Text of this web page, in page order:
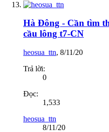
Hà Đông - Cần tìm
cầu lông t7-CN
heosua_ttn, 8/11/20
Trả lời:
0
Đọc:
1,533
heosua_ttn
8/11/20